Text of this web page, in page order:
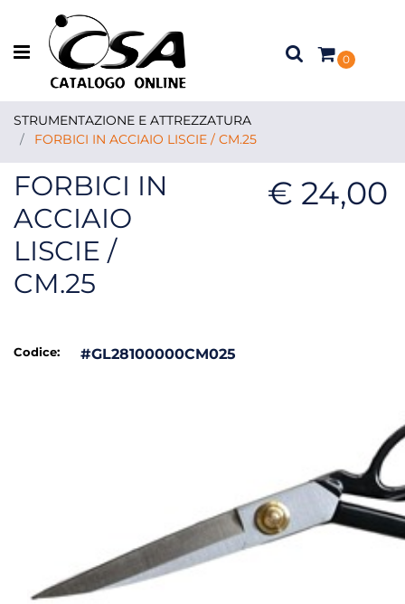
Open menu
0
STRUMENTAZIONE E ATTREZZATURA
FORBICI IN ACCIAIO LISCIE / CM.25
FORBICI IN
ACCIAIO
LISCIE /
CM.25
€ 24,00
Codice: #GL28100000CM025